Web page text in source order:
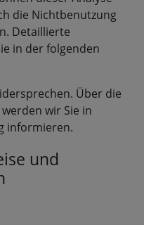
die Nichtbenutzung
Detaillierte
in der folgenden
Über die
wir Sie in
informieren.
und